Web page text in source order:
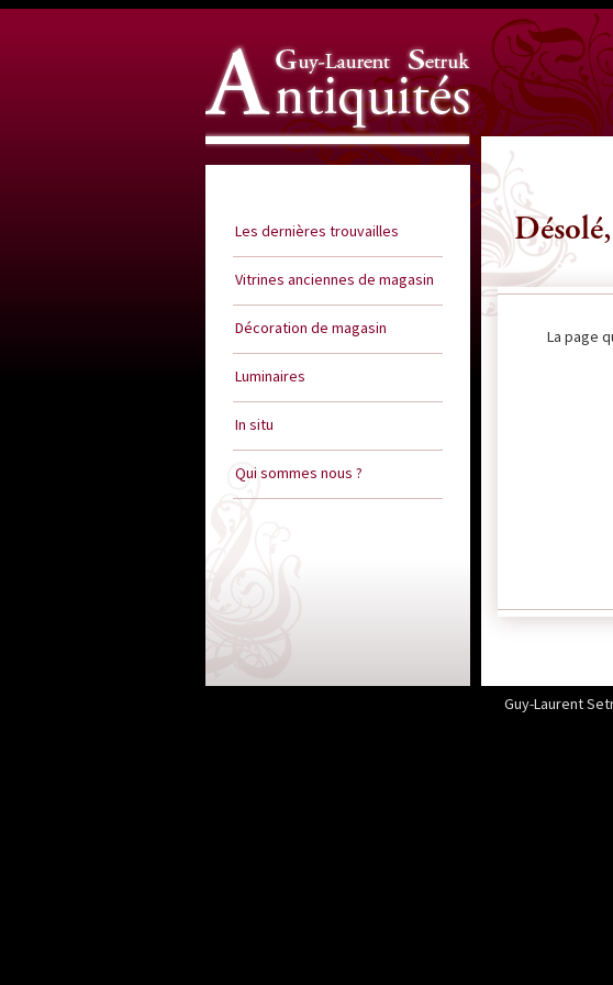
Les dernières trouvailles
Vitrines anciennes de magasin
Décoration de magasin
Luminaires
In situ
Qui sommes nous ?
La page
Guy-Laurent